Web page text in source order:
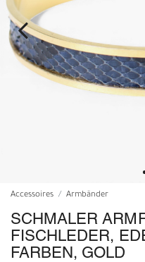
Accessoires Armbänder
SCHMALER
FISCHLEDER,
FARBEN, GOLD